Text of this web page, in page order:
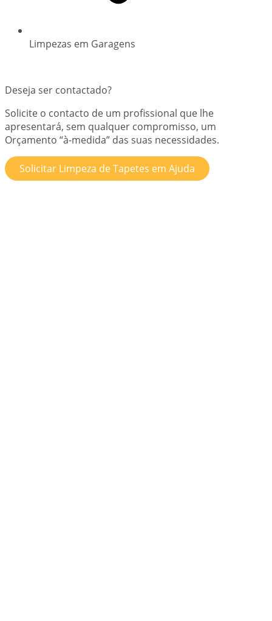
Limpezas em Garagens
Deseja ser contactado?
Solicite o contacto de um profissional que lhe
apresentará, sem qualquer compromisso, um
Orçamento “à-medida” das suas necessidades.
Solicitar Limpeza de Tapetes em Ajuda